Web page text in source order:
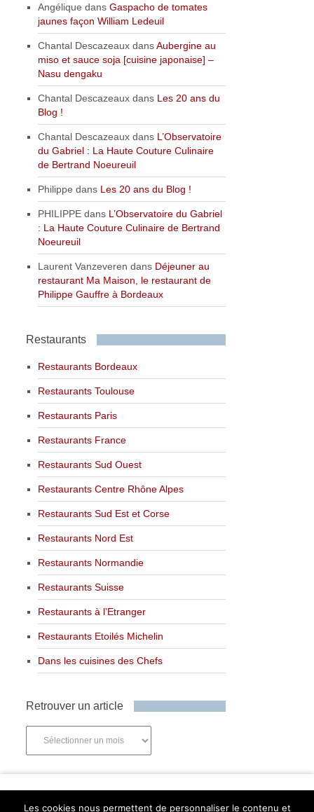
Angélique dansGaspacho de tomates
jaunes façon William Ledeuil
Chantal Descazeaux dansAubergine au
miso et sauce soja [cuisine japonaise] –
Nasu dengaku
Chantal Descazeaux dans Les 20 ans du
Blog !
Chantal Descazeaux dans L’Observatoire
du Gabriel : La Haute Couture Culinaire
de Bertrand Noeureuil
Philippe dans Les 20 ans du Blog !
PHILIPPE dans L’Observatoire du Gabriel
: La Haute Couture Culinaire de Bertrand
Noeureuil
Laurent Vanzeveren dans Déjeuner au
restaurant Ma Maison, le restaurant de
Philippe Gauffre à Bordeaux
Restaurants
Restaurants Bordeaux
Restaurants Toulouse
Restaurants Paris
Restaurants France
Restaurants Sud Ouest
Restaurants Centre Rhône Alpes
Restaurants Sud Est et Corse
Restaurants Nord Est
Restaurants Normandie
Restaurants Suisse
Restaurants à l’Etranger
Restaurants Etoilés Michelin
Dans les cuisines des Chefs
Retrouver un article
Les cookies nous permettent de personnaliser le contenu et